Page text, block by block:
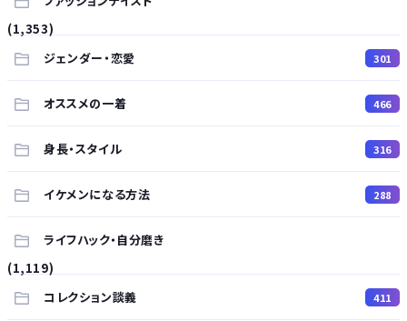
(1,353)
ジェンダー・恋愛
301
オススメの一着 466
身長・スタイル 316
イケメンになる方法 288
ライフハック・自分磨き
(1,119)
コレクション談義
411